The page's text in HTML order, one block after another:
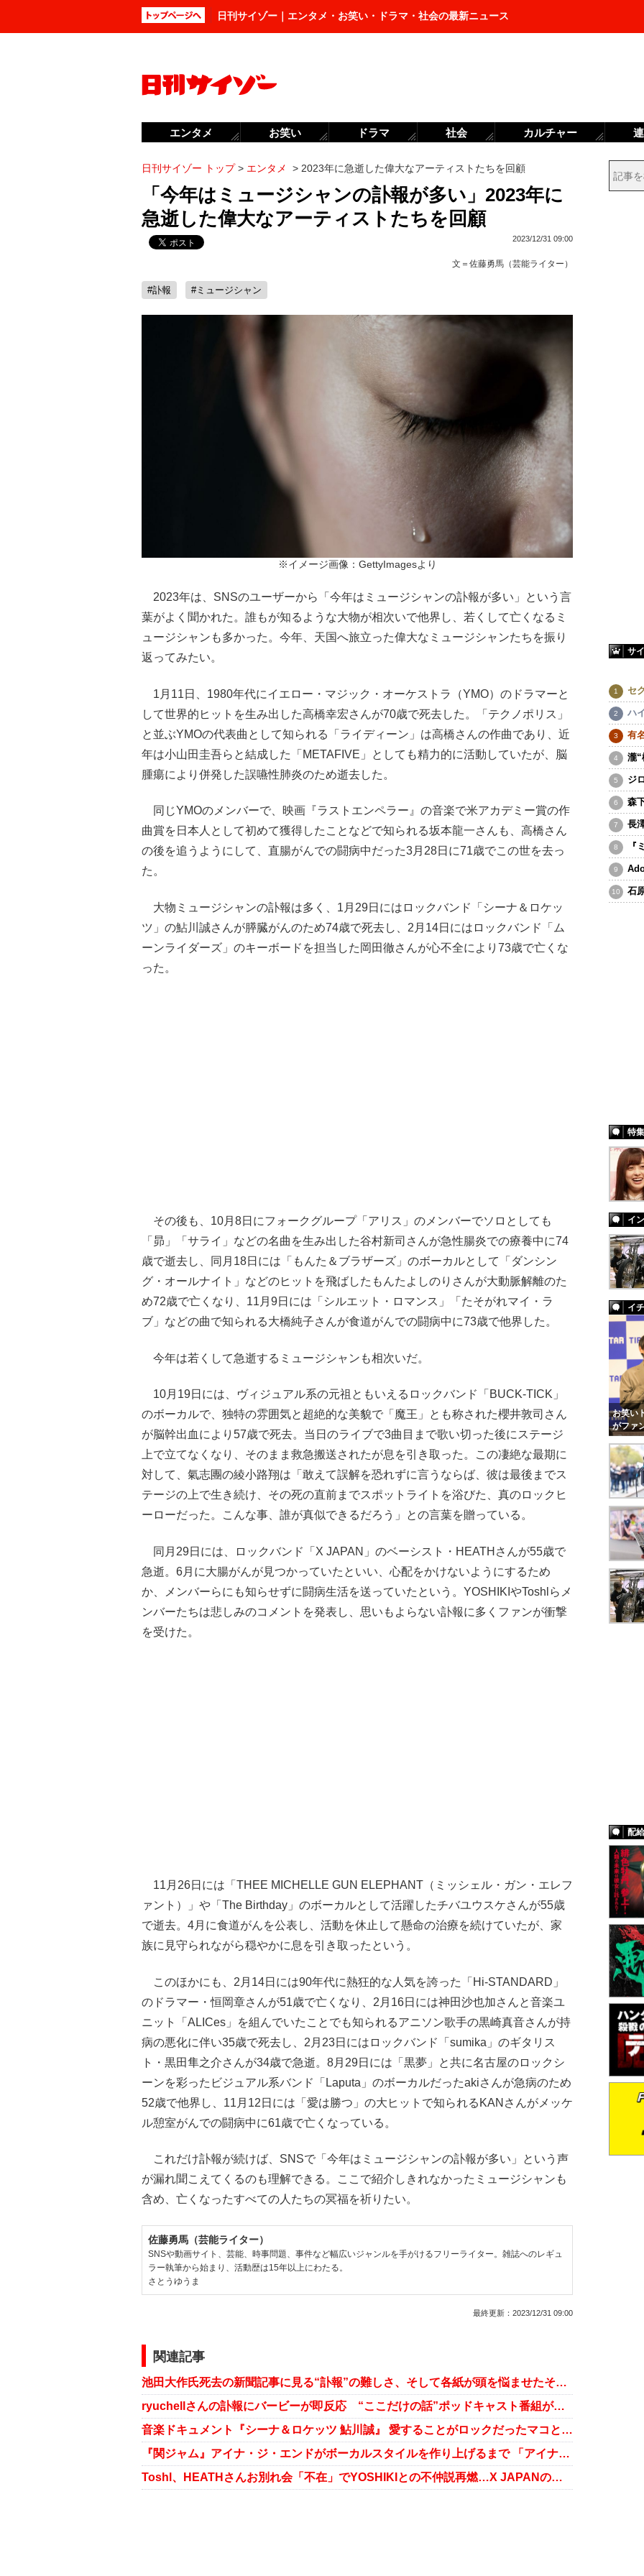
日刊サイゾー｜エンタメ・お笑い・ドラマ・社会の最新ニュース
日刊サイゾー トップ> エンタメ > 2023年に急逝した偉大なアーティストたちを回顧
「今年はミュージシャンの訃報が多い」2023年に
急逝した偉大なアーティストたちを回顧
2023/12/31 09:00
文＝ 佐藤勇馬（芸能ライター）
#訃報 #ミュージシャン
※イメージ画像：GettyImagesより
2023年は、SNSのユーザーから「今年はミュージシャンの訃報が多い」という言
葉がよく聞かれた。誰もが知るような大物が相次いで他界し、若くして亡くなるミ
ュージシャンも多かった。今年、天国へ旅立った偉大なミュージシャンたちを振り
返ってみたい。
1月11日、1980年代にイエロー・マジック・オーケストラ（YMO）のドラマーと
して世界的ヒットを生み出した高橋幸宏さんが70歳で死去した。「テクノポリス」
と並ぶYMOの代表曲として知られる「ライディーン」は高橋さんの作曲であり、近
年は小山田圭吾らと結成した「METAFIVE」としても精力的に活動していたが、脳
腫瘍により併発した誤嚥性肺炎のため逝去した。
同じYMOのメンバーで、映画『ラストエンペラー』の音楽で米アカデミー賞の作
曲賞を日本人として初めて獲得したことなどで知られる坂本龍一さんも、高橋さん
の後を追うようにして、直腸がんでの闘病中だった3月28日に71歳でこの世を去っ
た。
大物ミュージシャンの訃報は多く、1月29日にはロックバンド「シーナ＆ロケッ
ツ」の鮎川誠さんが膵臓がんのため74歳で死去し、2月14日にはロックバンド「ム
ーンライダーズ」のキーボードを担当した岡田徹さんが心不全により73歳で亡くな
った。
その後も、10月8日にフォークグループ「アリス」のメンバーでソロとしても
「昴」「サライ」などの名曲を生み出した谷村新司さんが急性腸炎での療養中に74
歳で逝去し、同月18日には「もんた＆ブラザーズ」のボーカルとして「ダンシン
グ・オールナイト」などのヒットを飛ばしたもんたよしのりさんが大動脈解離のた
め72歳で亡くなり、11月9日には「シルエット・ロマンス」「たそがれマイ・ラ
ブ」などの曲で知られる大橋純子さんが食道がんでの闘病中に73歳で他界した。
今年は若くして急逝するミュージシャンも相次いだ。
10月19日には、ヴィジュアル系の元祖ともいえるロックバンド「BUCK-TICK」
のボーカルで、独特の雰囲気と超絶的な美貌で「魔王」とも称された櫻井敦司さん
が脳幹出血により57歳で死去。当日のライブで3曲目まで歌い切った後にステージ
上で立てなくなり、そのまま救急搬送されたが息を引き取った。この凄絶な最期に
対して、氣志團の綾小路翔は「敢えて誤解を恐れずに言うならば、彼は最後までス
テージの上で生き続け、その死の直前までスポットライトを浴びた、真のロックヒ
ーローだった。こんな事、誰が真似できるだろう」との言葉を贈っている。
同月29日には、ロックバンド「X JAPAN」のベーシスト・HEATHさんが55歳で
急逝。6月に大腸がんが見つかっていたといい、心配をかけないようにするため
か、メンバーらにも知らせずに闘病生活を送っていたという。YOSHIKIやToshlらメ
ンバーたちは悲しみのコメントを発表し、思いもよらない訃報に多くファンが衝撃
を受けた。
11月26日には「THEE MICHELLE GUN ELEPHANT（ミッシェル・ガン・エレフ
ァント）」や「The Birthday」のボーカルとして活躍したチバユウスケさんが55歳
で逝去。4月に食道がんを公表し、活動を休止して懸命の治療を続けていたが、家
族に見守られながら穏やかに息を引き取ったという。
このほかにも、2月14日には90年代に熱狂的な人気を誇った「Hi-STANDARD」
のドラマー・恒岡章さんが51歳で亡くなり、2月16日には神田沙也加さんと音楽ユ
ニット「ALICes」を組んでいたことでも知られるアニソン歌手の黒崎真音さんが持
病の悪化に伴い35歳で死去し、2月23日にはロックバンド「sumika」のギタリス
ト・黒田隼之介さんが34歳で急逝。8月29日には「黒夢」と共に名古屋のロックシ
ーンを彩ったビジュアル系バンド「Laputa」のボーカルだったakiさんが急病のため
52歳で他界し、11月12日には「愛は勝つ」の大ヒットで知られるKANさんがメッケ
ル憩室がんでの闘病中に61歳で亡くなっている。
これだけ訃報が続けば、SNSで「今年はミュージシャンの訃報が多い」という声
が漏れ聞こえてくるのも理解できる。ここで紹介しきれなかったミュージシャンも
含め、亡くなったすべての人たちの冥福を祈りたい。
佐藤勇馬（芸能ライター）
SNSや動画サイト、芸能、時事問題、事件など幅広いジャンルを手がけるフリーライター。雑誌へのレギュ
ラー執筆から始まり、活動歴は15年以上にわたる。
さとうゆうま
最終更新： 2023/12/31 09:00
関連記事
池田大作氏死去の新聞記事に見る“訃報”の難しさ、そして各紙が頭を悩ませたその扱い
ryuchellさんの訃報にバービーが即反応 “ここだけの話”ポッドキャスト番組が続々
音楽ドキュメント『シーナ＆ロケッツ 鮎川誠』 愛することがロックだったマコとシーナの伝説
『関ジャム』アイナ・ジ・エンドがボーカルスタイルを作り上げるまで 「アイナは今からチバユウスケや！」
Toshl、HEATHさんお別れ会「不在」でYOSHIKIとの不仲説再燃…X JAPANの再始動に暗雲
サ
セ
ハ
有
瀧“
ジ
森
長
『
石
特集
イ
イ
お笑い
がファ
配
エンタメ お笑い ドラマ 社会 カルチャー